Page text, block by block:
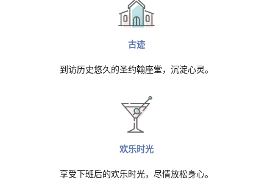
古迹
到访历史悠久的圣约翰座堂，沉淀心灵。
欢乐时光
享受下班后的欢乐时光，尽情放松身心。